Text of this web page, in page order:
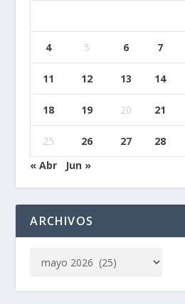
4 5 6 7
11 12 13 14
18 19 20 21
25 26 27 28
« Abr
Jun »
ARCHIVOS